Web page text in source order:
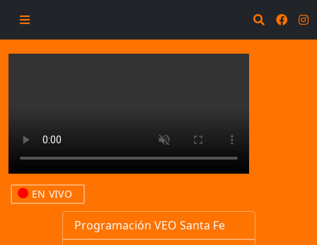
EN VIVO
Programación VEO Santa Fe